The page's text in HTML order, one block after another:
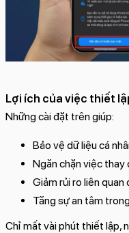
Lợi ích của việc thiết
Những cài đặt trên giúp:
Bảo vệ dữ liệu cá
Ngăn chặn việc
Giảm rủi ro liên
Tăng sự an tâm
Chỉ mất vài phút thiết lập,